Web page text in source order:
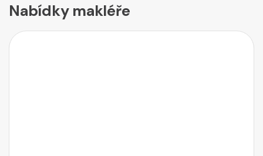
Nabídky makléře